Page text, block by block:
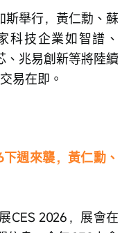
斯舉行，黃仁勳、蘇
科技企業如智譜、
兆易創新等將陸續
易在即。
週來襲，黃仁勳、
CES 2026，展會在